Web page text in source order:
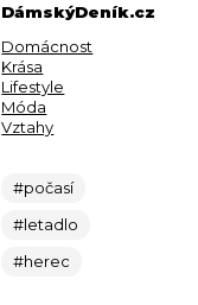
DámskýDeník.cz
Domácnost
Krása
Lifestyle
Móda
Vztahy
#počasí
#letadlo
#herec